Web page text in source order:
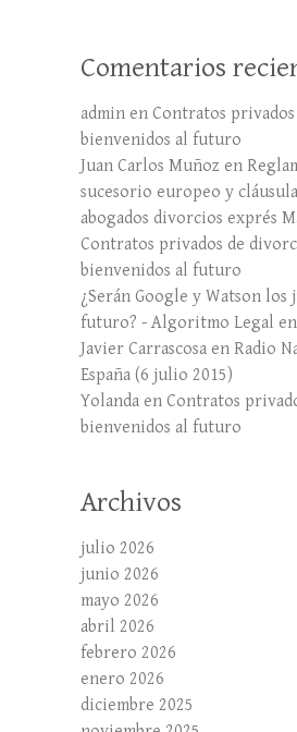
Comentarios
admin en Contratos
bienvenidos al futuro
Juan Carlos Muñoz en
sucesorio europeo y
abogados divorcios exprés
Contratos privados de
bienvenidos al futuro
¿Serán Google y Watson los
futuro? - Algoritmo Legal en
Javier Carrascosa en Radio
España (6 julio 2015)
Yolanda en Contratos
bienvenidos al futuro
Archivos
julio 2026
junio 2026
mayo 2026
abril 2026
febrero 2026
enero 2026
diciembre 2025